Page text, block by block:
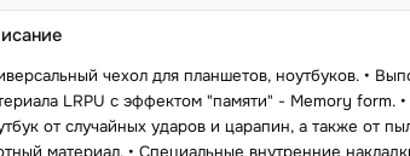
чехол для планшетов, ноутбуков. •
LRPU с эффектом "памяти" - Memory form.
от случайных ударов и царапин, а также от
материал. • Специальные внутренние